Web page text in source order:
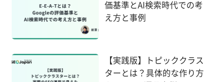
価基準とAI検索時代での考
え方と事例
【実践版】トピッククラス
ターとは？具体的な作り方